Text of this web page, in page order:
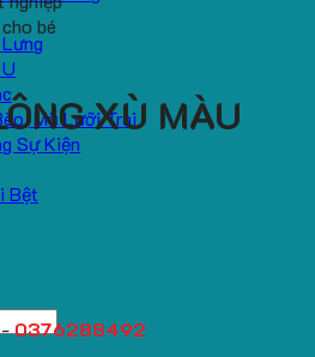
Mũ Lưỡi Trai
Sự Kiện
Bệt
XÙ MÀU
0376288492